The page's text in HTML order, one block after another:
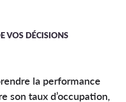
VOS DÉCISIONS
la performance
son taux d’occupation,